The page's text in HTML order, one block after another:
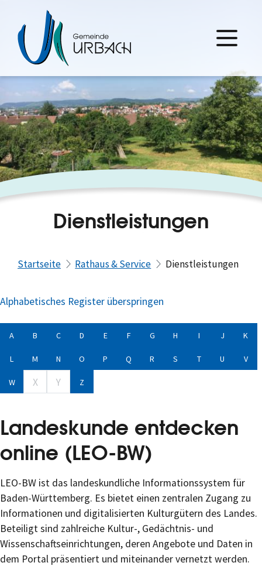
Dienstleistungen
Startseite Rathaus & Service Dienstleistungen
Alphabetisches Register überspringen
A B C D E F G H I J K
L M N O P Q R S T U V
W X Y Z
Landeskunde entdecken
online (LEO-BW)
LEO-BW ist das landeskundliche Informationssystem für
Baden-Württemberg. Es bietet einen zentralen Zugang zu
Informationen und digitalisierten Kulturgütern des Landes.
Beteiligt sind zahlreiche Kultur-, Gedächtnis- und
Wissenschaftseinrichtungen, deren Angebote und Daten in
dem Portal präsentiert und miteinander vernetzt werden.